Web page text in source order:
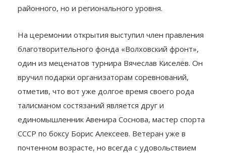
районного, но и регионального уровня.
На церемонии открытия выступил член правления
благотворительного фонда «Волховский фронт»,
один из меценатов турнира Вячеслав Киселёв. Он
вручил подарки организаторам соревнований,
отметив, что вот уже долгое время своего рода
талисманом состязаний является друг и
единомышленник Авенира Соснова, мастер спорта
СССР по боксу Борис Алексеев. Ветеран уже в
почтенном возрасте, но всегда с удовольствием